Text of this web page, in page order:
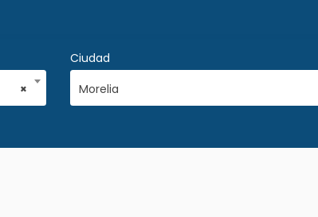
×
Ciudad
Morelia